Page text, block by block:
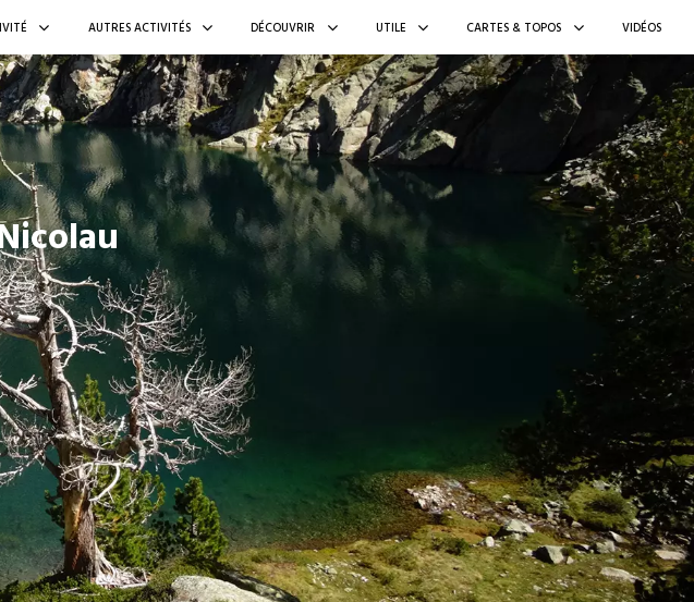
AUTRES ACTIVITÉS DÉCOUVRIR UTILE CARTES & TOPOS VIDÉOS